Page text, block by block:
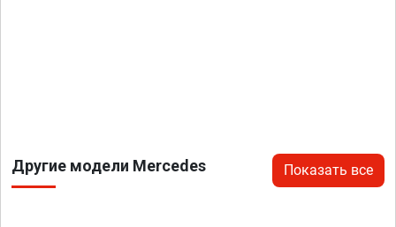
Другие модели Mercedes Показать все